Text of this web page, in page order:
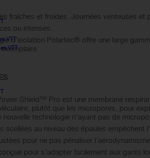
VTT
VTT
fraîches et froides. Journées venteuses et
ou intenses.
d'isolation Polartec® offre une large
Shield™ Pro est une membrane
plutôt que les micropores, pour
nouvelle technologie n'ayant pas de
scellées au niveau des épaules
pour ne pas pénaliser
pour s'adapter facilement aux gants